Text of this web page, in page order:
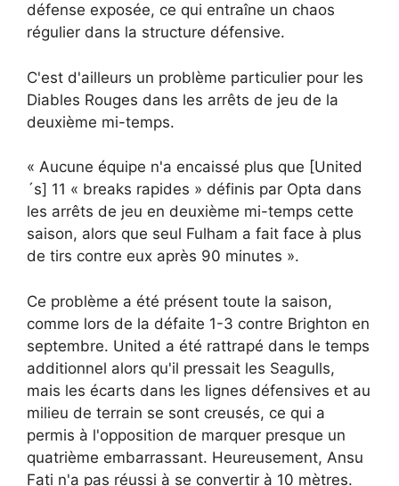
défense exposée, ce qui entraîne un chaos
régulier dans la structure défensive.
C'est d'ailleurs un problème particulier pour les
Diables Rouges dans les arrêts de jeu de la
deuxième mi-temps.
« Aucune équipe n'a encaissé plus que [United
´s] 11 « breaks rapides » définis par Opta dans
les arrêts de jeu en deuxième mi-temps cette
saison, alors que seul Fulham a fait face à plus
de tirs contre eux après 90 minutes ».
Ce problème a été présent toute la saison,
comme lors de la défaite 1-3 contre Brighton en
septembre. United a été rattrapé dans le temps
additionnel alors qu'il pressait les Seagulls,
mais les écarts dans les lignes défensives et au
milieu de terrain se sont creusés, ce qui a
permis à l'opposition de marquer presque un
quatrième embarrassant. Heureusement, Ansu
Fati n'a pas réussi à se convertir à 10 mètres.